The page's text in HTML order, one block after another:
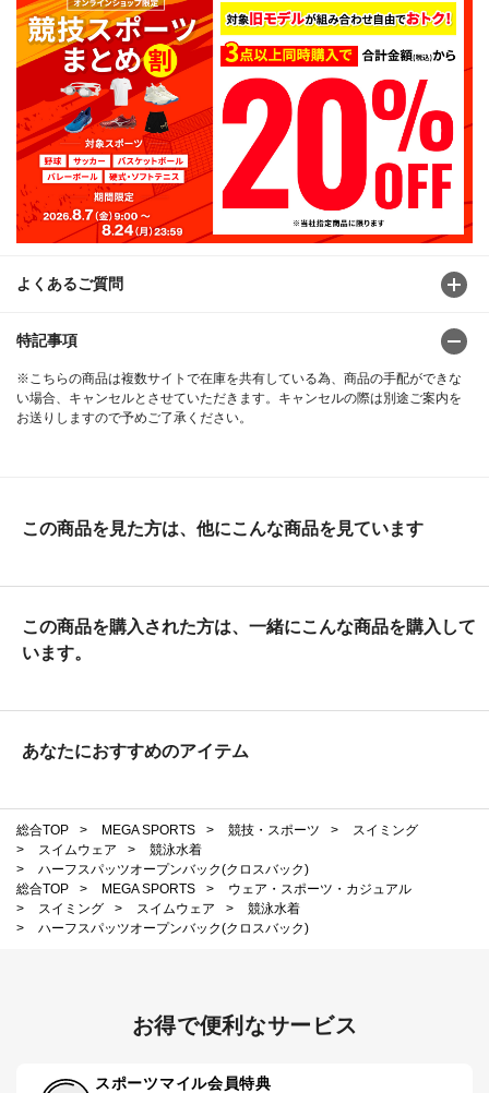
よくあるご質問
特記事項
※こちらの商品は複数サイトで在庫を共有している為、商品の手配ができな
い場合、キャンセルとさせていただきます。キャンセルの際は別途ご案内を
お送りしますので予めご了承ください。
この商品を見た方は、他にこんな商品を見ています
この商品を購入された方は、一緒にこんな商品を購入して
います。
あなたにおすすめのアイテム
総合TOP > MEGA SPORTS > 競技・スポーツ >
スイミング
>
スイムウェア >
競泳水着
>
ハーフスパッツオープンバック(クロスバック)
総合TOP
> MEGA SPORTS >
ウェア・スポーツ・カジュアル
>
スイミング > スイムウェア >
競泳水着
>
ハーフスパッツオープンバック(クロスバック)
お得で便利なサービス
スポーツマイル会員特典